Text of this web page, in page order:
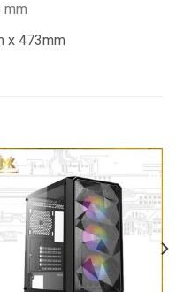
mm
x 473mm